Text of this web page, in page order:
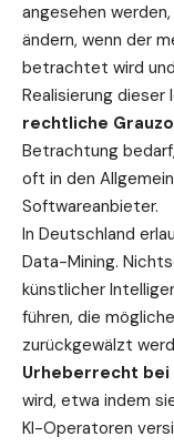
angesehen
ändern, wenn der
betrachtet wird
Realisierung
rechtliche
Betrachtung
oft in den
Softwareanbieter.
In Deutschland
Data-Mining.
künstlicher
führen, die
zurückgewälzt
Urheberrecht
wird, etwa indem
KI-Operatoren